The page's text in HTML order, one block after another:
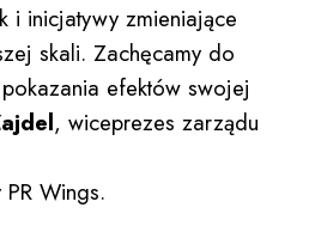
i inicjatywy zmieniające
skali. Zachęcamy do
efektów swojej
, wiceprezes zarządu
Wings.